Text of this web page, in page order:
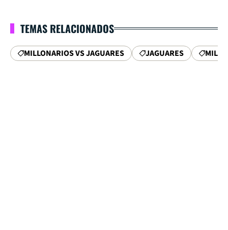
TEMAS RELACIONADOS
MILLONARIOS VS JAGUARES JAGUARES